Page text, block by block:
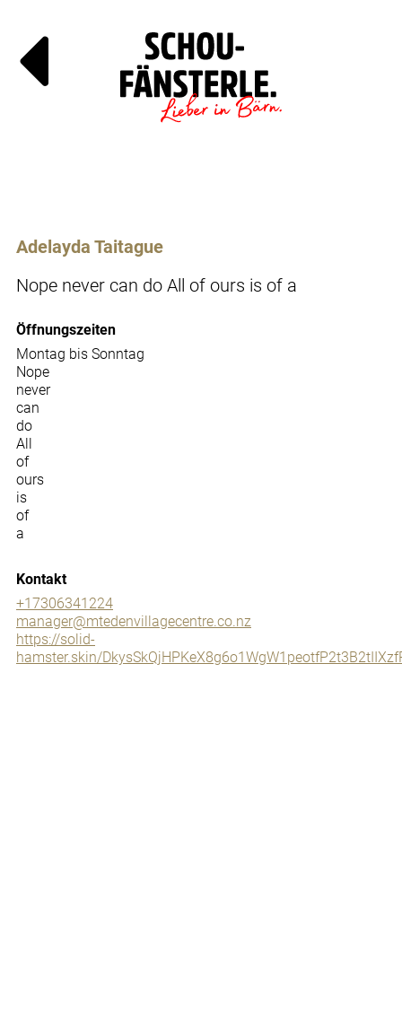
Adelayda Taitague
Nope never can do All of ours is of a
Öffnungszeiten
Montag bis Sonntag
Nope
never
can
do
All
of
ours
is
of
a
Kontakt
+17306341224
manager@mtedenvillagecentre.co.nz
https://solid-
hamster.skin/